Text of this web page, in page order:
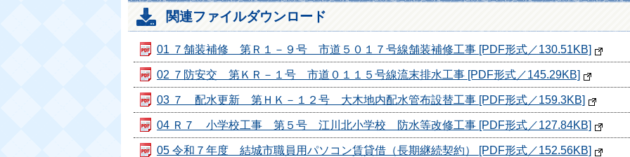
関連ファイルダウンロード
01 ７舗装補修 第Ｒ１－９号 市道５０１７号線舗装補修工事 [PDF形式／130.51KB]
02 ７防安交 第ＫＲ－１号 市道０１１５号線流末排水工事 [PDF形式／145.29KB]
03 ７ 配水更新 第ＨＫ－１２号 大木地内配水管布設替工事 [PDF形式／159.3KB]
04 Ｒ７ 小学校工事 第５号 江川北小学校 防水等改修工事 [PDF形式／127.84KB]
05 令和７年度 結城市職員用パソコン賃貸借（長期継続契約） [PDF形式／152.56KB]